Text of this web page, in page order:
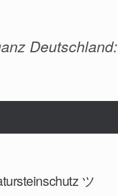
Deutschland:
ツ